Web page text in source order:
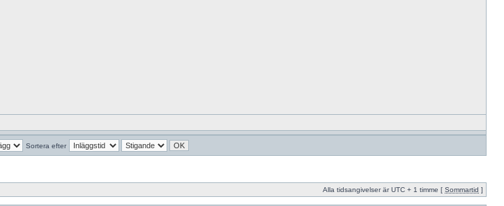
Sortera efter
Alla tidsangivelser är UTC + 1 timme [ Sommartid ]